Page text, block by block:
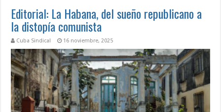
Editorial: La Habana, del sueño republicano a
la distopía comunista
Cuba Sindical 16 noviembre, 2025